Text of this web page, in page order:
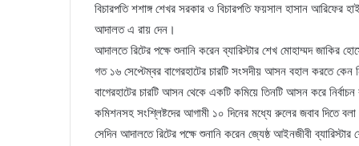
বিচারপতি শশাঙ্গ শেখর সরকার ও বিচারপতি ফয়সাল হাসান আরিফের
আদালত এ রায় দেন।
আদালতে রিটের পক্ষে শুনানি করেন ব্যারিস্টার শেখ মোহাম্মদ জাকির
গত ১৬ সেপ্টেম্বর বাগেরহাটের চারটি সংসদীয় আসন বহাল করতে কেন
বাগেরহাটের চারটি আসন থেকে একটি কমিয়ে তিনটি আসন করে
কমিশনসহ সংশ্লিষ্টদের আগামী ১০ দিনের মধ্যে রুলের জবাব দিতে
সেদিন আদালতে রিটের পক্ষে শুনানি করেন জ্যেষ্ঠ আইনজীবী